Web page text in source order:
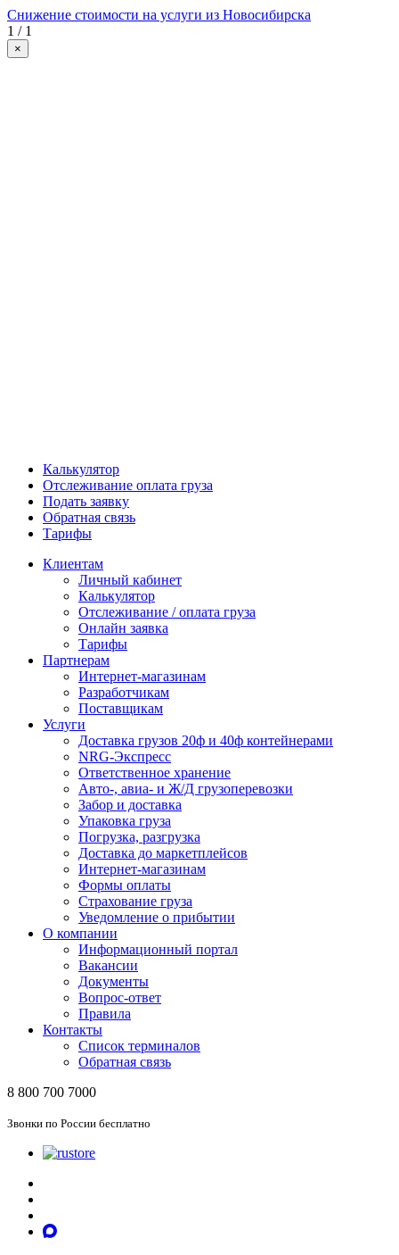
Снижение стоимости на услуги из Новосибирска
1 / 1
×
Калькулятор
Отслеживание оплата груза
Подать заявку
Обратная связь
Тарифы
Клиентам
Личный кабинет
Калькулятор
Отслеживание / оплата груза
Онлайн заявка
Тарифы
Партнерам
Интернет-магазинам
Разработчикам
Поставщикам
Услуги
Доставка грузов 20ф и 40ф контейнерами
NRG-Экспресс
Ответственное хранение
Авто-, авиа- и Ж/Д грузоперевозки
Забор и доставка
Упаковка груза
Погрузка, разгрузка
Доставка до маркетплейсов
Интернет-магазинам
Формы оплаты
Страхование груза
Уведомление о прибытии
О компании
Информационный портал
Вакансии
Документы
Вопрос-ответ
Правила
Контакты
Список терминалов
Обратная связь
8 800 700 7000
Звонки по России бесплатно